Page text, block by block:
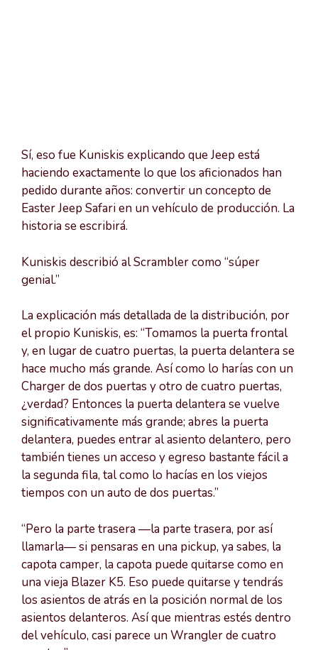
Sí, eso fue Kuniskis explicando que Jeep está
haciendo exactamente lo que los aficionados han
pedido durante años: convertir un concepto de
Easter Jeep Safari en un vehículo de producción. La
historia se escribirá.
Kuniskis describió al Scrambler como “súper
genial.”
La explicación más detallada de la distribución, por
el propio Kuniskis, es: “Tomamos la puerta frontal
y, en lugar de cuatro puertas, la puerta delantera se
hace mucho más grande. Así como lo harías con un
Charger de dos puertas y otro de cuatro puertas,
¿verdad? Entonces la puerta delantera se vuelve
significativamente más grande; abres la puerta
delantera, puedes entrar al asiento delantero, pero
también tienes un acceso y egreso bastante fácil a
la segunda fila, tal como lo hacías en los viejos
tiempos con un auto de dos puertas.”
“Pero la parte trasera —la parte trasera, por así
llamarla— si pensaras en una pickup, ya sabes, la
capota camper, la capota puede quitarse como en
una vieja Blazer K5. Eso puede quitarse y tendrás
los asientos de atrás en la posición normal de los
asientos delanteros. Así que mientras estés dentro
del vehículo, casi parece un Wrangler de cuatro